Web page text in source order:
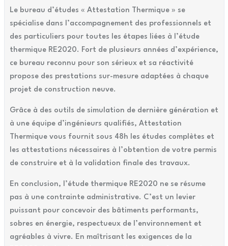
Le bureau d’études « Attestation Thermique » se
spécialise dans l’accompagnement des professionnels et
des particuliers pour toutes les étapes liées à l’étude
thermique RE2020. Fort de plusieurs années d’expérience,
ce bureau reconnu pour son sérieux et sa réactivité
propose des prestations sur-mesure adaptées à chaque
projet de construction neuve.
Grâce à des outils de simulation de dernière génération et
à une équipe d’ingénieurs qualifiés, Attestation
Thermique vous fournit sous 48h les études complètes et
les attestations nécessaires à l’obtention de votre permis
de construire et à la validation finale des travaux.
En conclusion, l’étude thermique RE2020 ne se résume
pas à une contrainte administrative. C’est un levier
puissant pour concevoir des bâtiments performants,
sobres en énergie, respectueux de l’environnement et
agréables à vivre. En maîtrisant les exigences de la